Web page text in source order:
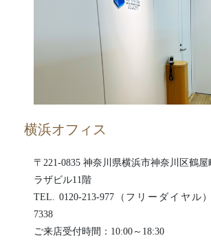
横浜オフィス
〒221-0835 神奈川県横浜市神奈川区鶴屋
ラザビル11階
TEL. 0120-213-977（フリーダイヤル
7338
ご来店受付時間：10:00～18:30